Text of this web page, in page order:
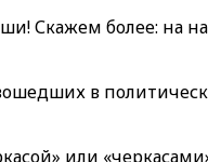
Скажем более: на
в
или